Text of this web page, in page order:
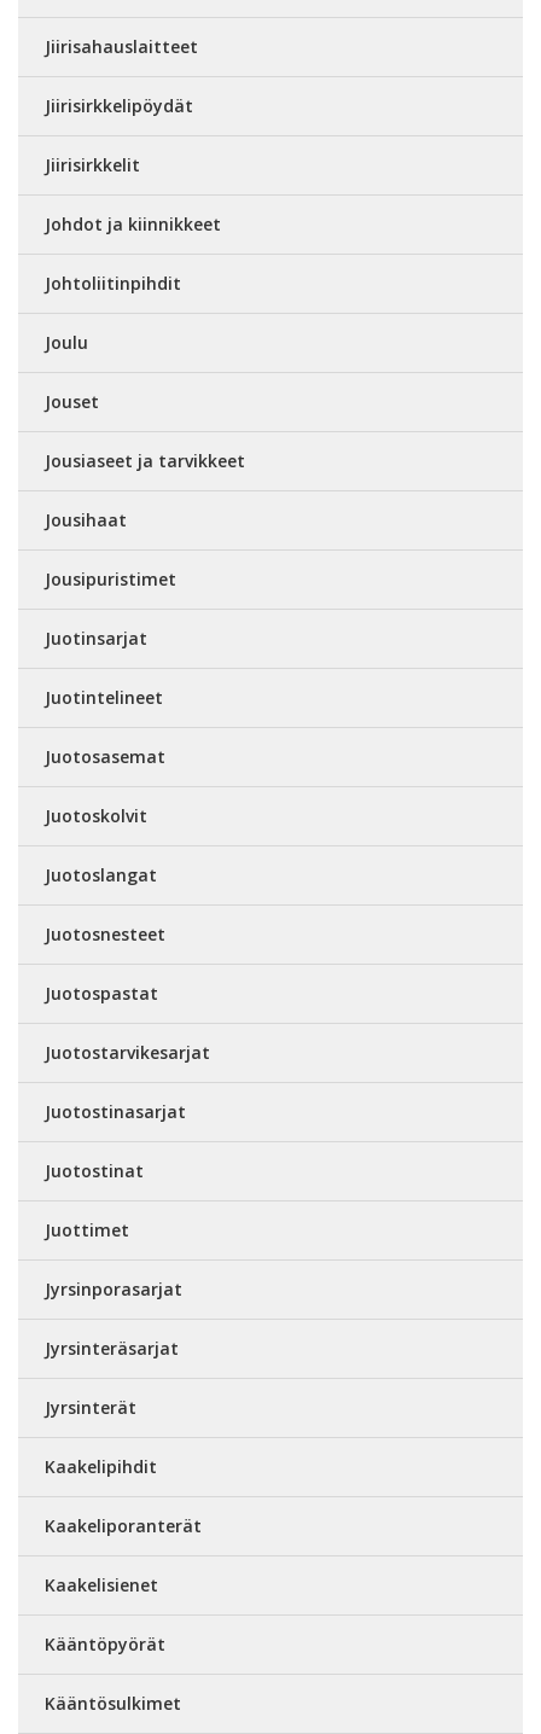
Jiirisahauslaitteet
Jiirisirkkelipöydät
Jiirisirkkelit
Johdot ja kiinnikkeet
Johtoliitinpihdit
Joulu
Jouset
Jousiaseet ja tarvikkeet
Jousihaat
Jousipuristimet
Juotinsarjat
Juotintelineet
Juotosasemat
Juotoskolvit
Juotoslangat
Juotosnesteet
Juotospastat
Juotostarvikesarjat
Juotostinasarjat
Juotostinat
Juottimet
Jyrsinporasarjat
Jyrsinteräsarjat
Jyrsinterät
Kaakelipihdit
Kaakeliporanterät
Kaakelisienet
Kääntöpyörät
Kääntösulkimet